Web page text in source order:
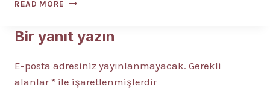
READ MORE
BELIRTISI
TEDAVISI?
Bir yanıt yazın
E-posta adresiniz yayınlanmayacak. Gerekli
alanlar* ile işaretlenmişlerdir